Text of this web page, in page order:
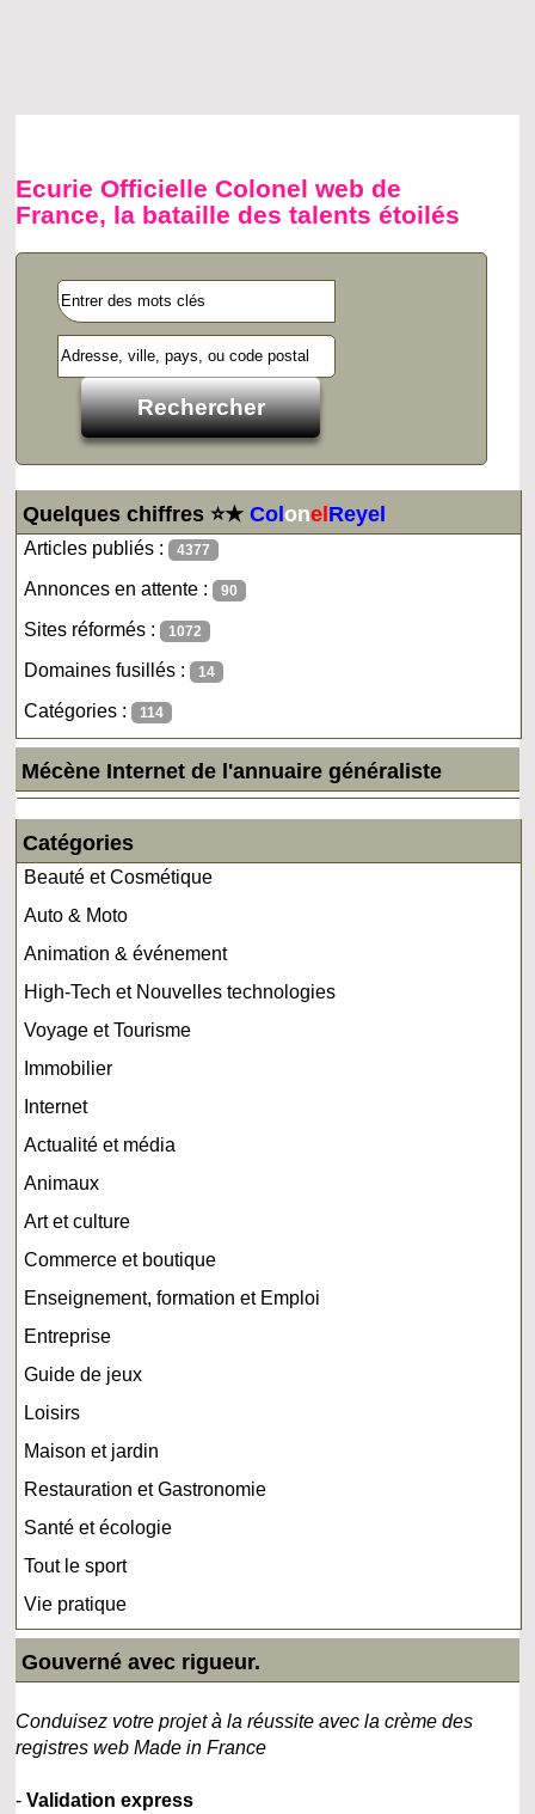
Ecurie Officielle Colonel web de
France, la bataille des talents étoilés
Quelques chiffres ⭐★ColonelReyel
Articles publiés : 4377
Annonces en attente : 90
Sites réformés : 1072
Domaines fusillés : 14
Catégories : 114
Mécène Internet de l'annuaire généraliste
Catégories
Beauté et Cosmétique
Auto & Moto
Animation & événement
High-Tech et Nouvelles technologies
Voyage et Tourisme
Immobilier
Internet
Actualité et média
Animaux
Art et culture
Commerce et boutique
Enseignement, formation et Emploi
Entreprise
Guide de jeux
Loisirs
Maison et jardin
Restauration et Gastronomie
Santé et écologie
Tout le sport
Vie pratique
Gouverné avec rigueur.
Conduisez votre projet à la réussite avec la crème des
registres web Made in France
-Validation express